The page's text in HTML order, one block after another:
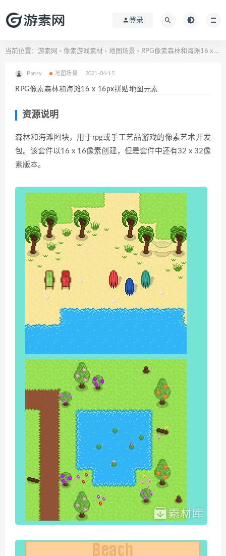
登录
当前位置： 游素网 > 像素游戏素材 > 地图场景 > RPG像素森林和海滩16 x 16px拼贴地图元素
Pansy 地图场景 2021-04-15
RPG像素森林和海滩16 x 16px拼贴地图元素
资源说明
森林和海滩图块， 用于rpg或手工艺品游戏的像素艺术开发
包。该套件以16 x 16像素创建，但是套件中还有32 x 32像
素版本。